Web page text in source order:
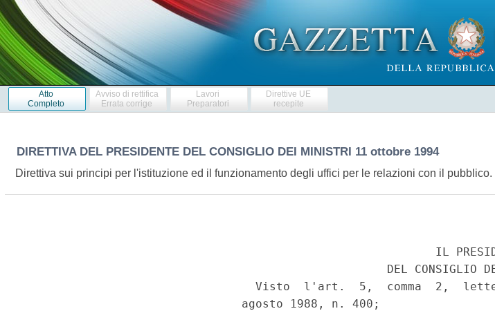
Atto
Completo
Avviso di rettifica
Errata corrige
Lavori
Preparatori
Direttive UE
recepite
DIRETTIVA DEL PRESIDENTE DEL CONSIGLIO DEI MINISTRI 11 ottobre 1994
Direttiva sui principi per l'istituzione ed il funzionamento degli uffici per le relazioni con il pubblico.